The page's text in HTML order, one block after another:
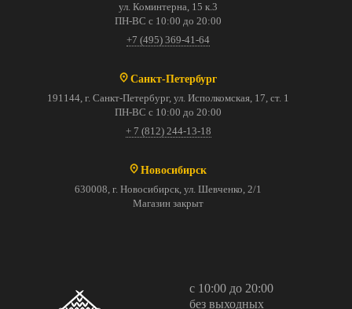
ул. Коминтерна, 15 к.3
ПН-ВС с 10:00 до 20:00
+7 (495) 369-41-64
Санкт-Петербург
191144, г. Санкт-Петербург, ул. Исполкомская, 17, ст. 1
ПН-ВС с 10:00 до 20:00
+ 7 (812) 244-13-18
Новосибирск
630008, г. Новосибирск, ул. Шевченко, 2/1
Магазин закрыт
с 10:00 до 20:00
без выходных